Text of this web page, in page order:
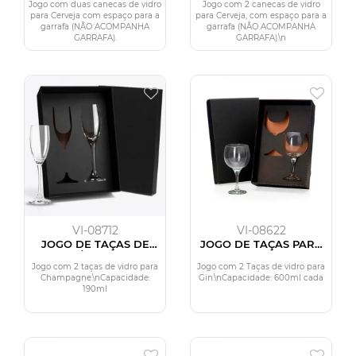
ML - 2 PÇS - NÃO
ACOMPANHA A
GARRAFA
Jogo com duas canecas de vidro
para Cerveja com espaço para a
garrafa (NÃO ACOMPANHA
GARRAFA).
ML - 2 PÇS - NÃO
ACOMPANHA A
GARRAFA
Jogo com 2 canecas de vidro
para Cerveja, com espaço para a
garrafa (NÃO ACOMPANHA
GARRAFA).\n
VI-08712
JOGO DE TAÇAS DE
VIDRO P/ CHAMPAGNE
190 ML - 2 PÇS
Jogo com 2 taças de vidro para
Champagne.\nCapacidade:
190ml
VI-08622
JOGO DE TAÇAS PARA
GIN - 2 PÇS - 600ML
Jogo com 2 Taças de vidro para
Gin.\nCapacidade: 600ml cada